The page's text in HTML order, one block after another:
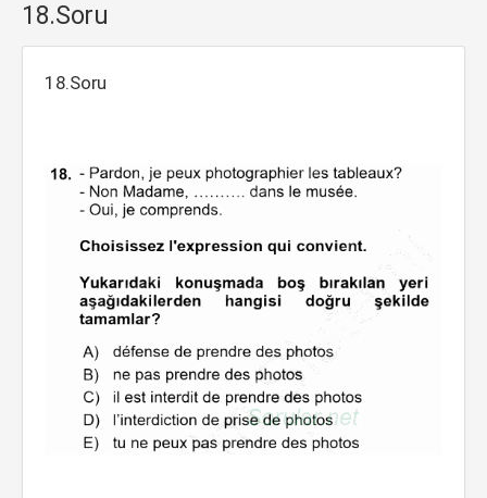
18.Soru
18.Soru